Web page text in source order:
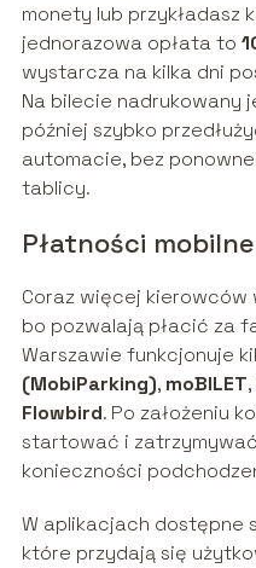
monety lub przykładasz
jednorazowa opłata to
wystarcza na kilka dni
Na bilecie nadrukowany
później szybko
automacie, bez
tablicy.
Płatności mobilne
Coraz więcej kierowców
bo pozwalają płacić za
Warszawie funkcjonuje
(MobiParking), moBILET,
Flowbird. Po założeniu
startować i
konieczności
W aplikacjach dostępne
które przydają się